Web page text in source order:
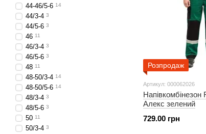
Розпродаж
Артикул: 000062026
Алекс зелений
729.00 грн
44-46/5-6 14
44/3-4 3
44/5-6 3
46 11
46/3-4 3
46/5-6 3
48 11
48-50/3-4 14
48-50/5-6 14
48/3-4 3
48/5-6 3
50 11
50/3-4 3